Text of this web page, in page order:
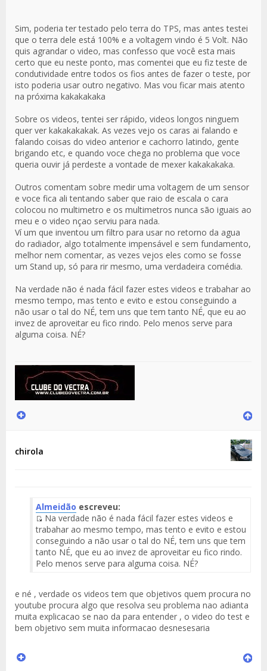
Sim, poderia ter testado pelo terra do TPS, mas antes testei
que o terra dele está 100% e a voltagem vindo é 5 Volt. Não
quis agrandar o video, mas confesso que você esta mais
certo que eu neste ponto, mas comentei que eu fiz teste de
condutividade entre todos os fios antes de fazer o teste, por
isto poderia usar outro negativo. Mas vou ficar mais atento
na próxima kakakakaka
Sobre os videos, tentei ser rápido, videos longos ninguem
quer ver kakakakakak. As vezes vejo os caras ai falando e
falando coisas do video anterior e cachorro latindo, gente
brigando etc, e quando voce chega no problema que voce
queria ouvir já perdeste a vontade de mexer kakakakaka.
Outros comentam sobre medir uma voltagem de um sensor
e voce fica ali tentando saber que raio de escala o cara
colocou no multimetro e os multimetros nunca são iguais ao
meu e o video nçao serviu para nada.
Ví um que inventou um filtro para usar no retorno da agua
do radiador, algo totalmente impensável e sem fundamento,
melhor nem comentar, as vezes vejos eles como se fosse
um Stand up, só para rir mesmo, uma verdadeira comédia.
Na verdade não é nada fácil fazer estes videos e trabahar ao
mesmo tempo, mas tento e evito e estou conseguindo a
não usar o tal do NÉ, tem uns que tem tanto NÉ, que eu ao
invez de aproveitar eu fico rindo. Pelo menos serve para
alguma coisa. NÉ?
chirola
Almeidão escreveu:
Fuente
del
Mensaje
Na verdade não é nada fácil fazer estes videos e
trabahar ao mesmo tempo, mas tento e evito e estou
conseguindo a não usar o tal do NÉ, tem uns que tem
tanto NÉ, que eu ao invez de aproveitar eu fico rindo.
Pelo menos serve para alguma coisa. NÉ?
e né , verdade os videos tem que objetivos quem procura no
youtube procura algo que resolva seu problema nao adianta
muita explicacao se nao da para entender , o video do test e
bem objetivo sem muita informacao desnesesaria